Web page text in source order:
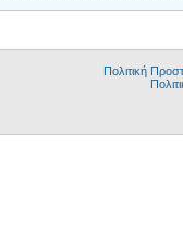
Πολιτική